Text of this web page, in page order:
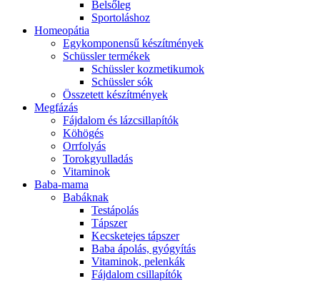
Belsőleg
Sportoláshoz
Homeopátia
Egykomponensű készítmények
Schüssler termékek
Schüssler kozmetikumok
Schüssler sók
Összetett készítmények
Megfázás
Fájdalom és lázcsillapítók
Köhögés
Orrfolyás
Torokgyulladás
Vitaminok
Baba-mama
Babáknak
Testápolás
Tápszer
Kecsketejes tápszer
Baba ápolás, gyógyítás
Vitaminok, pelenkák
Fájdalom csillapítók